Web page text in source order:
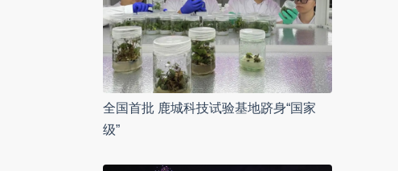
全国首批 鹿城科技试验基地跻身“国家
级”